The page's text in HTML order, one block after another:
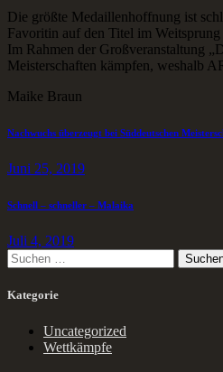
Die größte Medaillenhoffnung ist
Favoritin auf den Titel im
Im Rahmen der Großveranstaltung
Meisterschaften kämpfen, weshalb
Maike Braun
Beitrags-
Navigation
Previous
Nachwuchs überzeugt bei Süddeutschen
Juni 25, 2019
Next
Schnell – schneller – Malaika
Juli 4, 2019
Suche
nach:
Kategorie
Uncategorized
Wettkämpfe